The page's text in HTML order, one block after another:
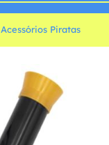
Acessórios Piratas